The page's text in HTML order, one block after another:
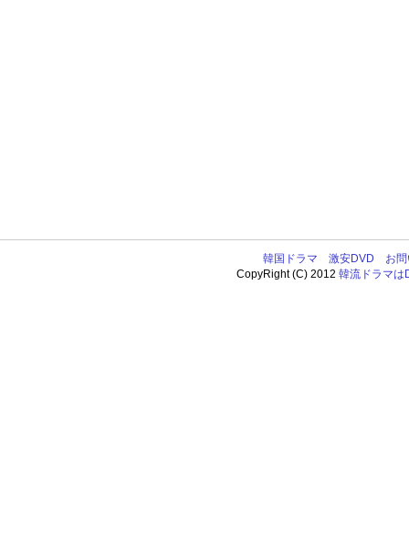
韓国ドラマ 激安DVD
お
CopyRight (C) 2012韓流ドラマは